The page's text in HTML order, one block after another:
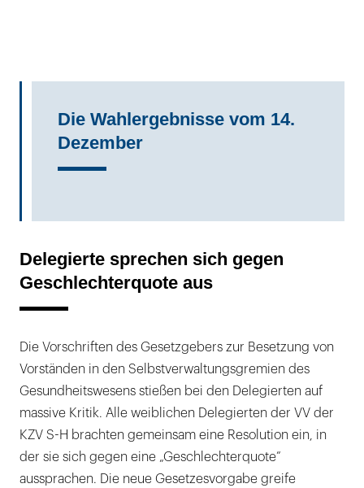
Die Wahlergebnisse vom 14.
Dezember
Delegierte sprechen sich gegen
Geschlechterquote aus
Die Vorschriften des Gesetzgebers zur Besetzung von
Vorständen in den Selbstverwaltungsgremien des
Gesundheitswesens stießen bei den Delegierten auf
massive Kritik. Alle weiblichen Delegierten der VV der
KZV S-H brachten gemeinsam eine Resolution ein, in
der sie sich gegen eine „Geschlechterquote”
aussprachen. Die neue Gesetzesvorgabe greife